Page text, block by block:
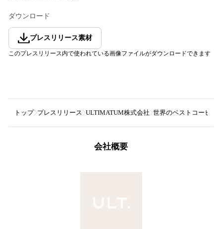
ダウンロード
プレスリリース素材
このプレスリリース内で使われている画像ファイルがダウンロードできます
トップ プレスリリース ULTIMATUM株式会社 世界のベストコーヒー
会社概要